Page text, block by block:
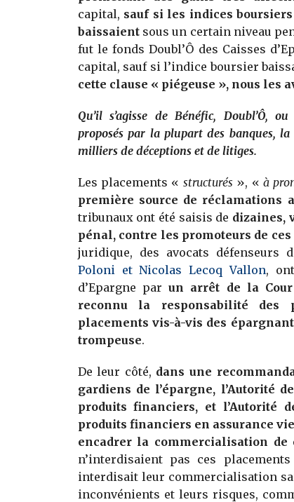
capital, sauf si les indices
baissaientsous un certain niveau
fut le fonds Doubl’Ô des Caisses
capital, sauf si l’indice boursier
cette clause « piégeuse », nous les
Qu’il s’agisse de Bénéfic, Doubl’Ô,
proposés par la plupart des banques,
milliers de déceptions et de litiges.
Les placements « structurés », « à
première source de réclamations
tribunaux ont été saisis de dizaines,
pénal, contre les promoteurs de
juridique, des avocats défenseurs
Poloni et Nicolas Lecoq Vallon,
d’Epargne parun arrêt de la
reconnu la responsabilité des
placements vis-à-vis des
trompeuse.
De leur côté, dans une
gardiens de l’épargne, l’Autorité
produits financiers, et l’Autorité
produits financiers en assurance
encadrer la commercialisation de
n’interdisaient pas ces
interdisait leur commercialisation
inconvénients et leurs risques,